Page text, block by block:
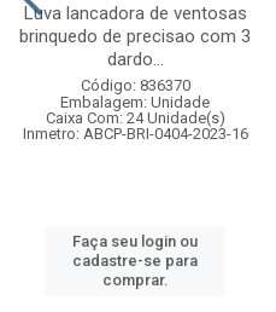
Luva lancadora de ventosas
brinquedo de precisao com 3
dardo...
Código: 836370
Embalagem: Unidade
Caixa Com: 24 Unidade(s)
Inmetro: ABCP-BRI-0404-2023-16
Faça seu login ou
cadastre-se para
comprar.